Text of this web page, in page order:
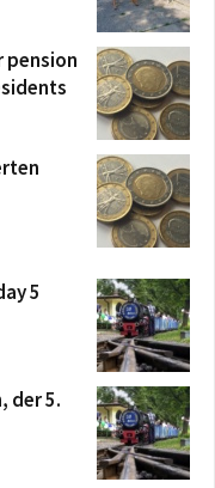
5
der 5.